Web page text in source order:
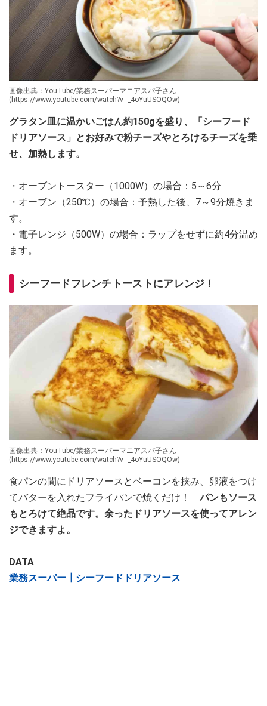
画像出典：YouTube/業務スーパーマニアスパ子さん
(https://www.youtube.com/watch?v=_4oYuUSOQOw)
グラタン皿に温かいごはん約150gを盛り、「シーフード
ドリアソース」とお好みで粉チーズやとろけるチーズを乗
せ、加熱します。
・オーブントースター（1000W）の場合：5～6分
・オーブン（250℃）の場合：予熱した後、7～9分焼きま
す。
・電子レンジ（500W）の場合：ラップをせずに約4分温め
ます。
シーフードフレンチトーストにアレンジ！
画像出典：YouTube/業務スーパーマニアスパ子さん
(https://www.youtube.com/watch?v=_4oYuUSOQOw)
食パンの間にドリアソースとベーコンを挟み、卵液をつけ
てバターを入れたフライパンで焼くだけ！パンもソース
もとろけて絶品です。余ったドリアソースを使ってアレン
ジできますよ。
DATA
業務スーパー┃シーフードドリアソース